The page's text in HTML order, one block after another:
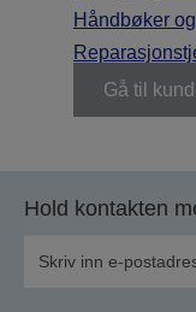
Håndbøker
Gå til
Hold kontakten